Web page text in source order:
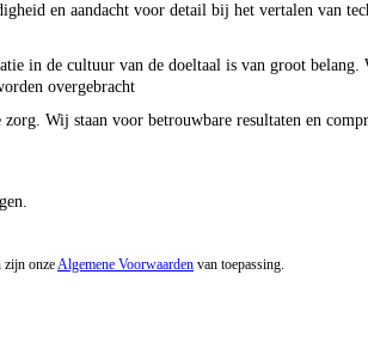
en aandacht voor detail bij het vertalen van
in de cultuur van de doeltaal is van groot belang.
overgebracht
Wij staan voor betrouwbare resultaten en
zijn onzeAlgemene Voorwaarden van toepassing.